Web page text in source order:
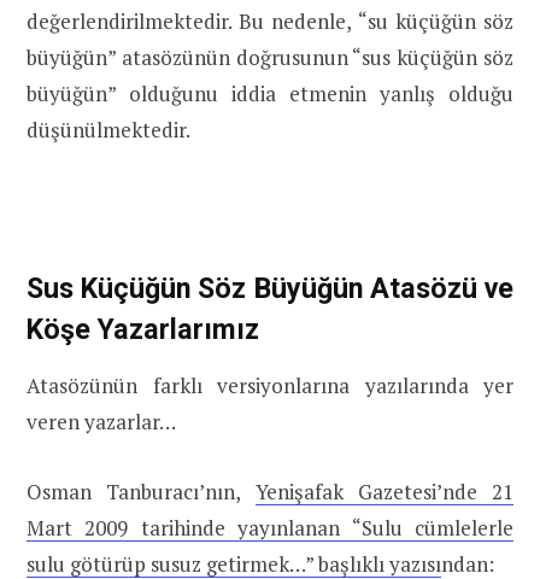
değerlendirilmektedir. Bu nedenle, “su küçüğün söz
büyüğün” atasözünün doğrusunun “sus küçüğün söz
büyüğün” olduğunu iddia etmenin yanlış olduğu
düşünülmektedir.
Sus Küçüğün Söz Büyüğün Atasözü ve
Köşe Yazarlarımız
Atasözünün farklı versiyonlarına yazılarında yer
veren yazarlar…
Osman Tanburacı’nın, Yenişafak Gazetesi’nde 21
Mart 2009 tarihinde yayınlanan “Sulu cümlelerle
sulu götürüp susuz getirmek…” başlıklı yazısından: